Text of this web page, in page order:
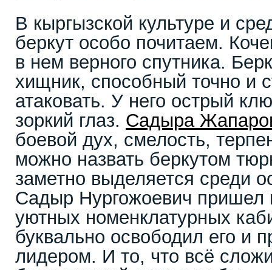
В кыргызской культуре и
беркут особо почитаем.
в нем верного спутника.
хищник, способный точно и
атаковать. У него острый
зоркий глаз. Садыра
боевой дух, смелость,
можно назвать беркутом
заметно выделяется среди
Садыр Нургожоевич пришел
уютных номенклатурных
буквально освободил его и
лидером. И то, что всё